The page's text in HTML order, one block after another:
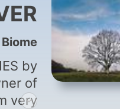
from Novel Biome
by
of